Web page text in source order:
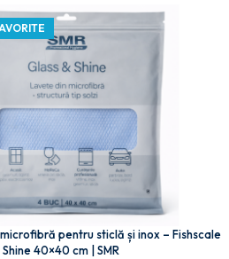
pentru sticlă și inox – Fishscale
40×40 cm | SMR